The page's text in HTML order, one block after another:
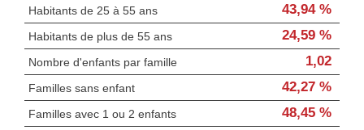
Habitants de 25 à 55 ans 43,94 %
Habitants de plus de 55 ans 24,59 %
Nombre d'enfants par famille 1,02
Familles sans enfant 42,27 %
Familles avec 1 ou 2 enfants 48,45 %